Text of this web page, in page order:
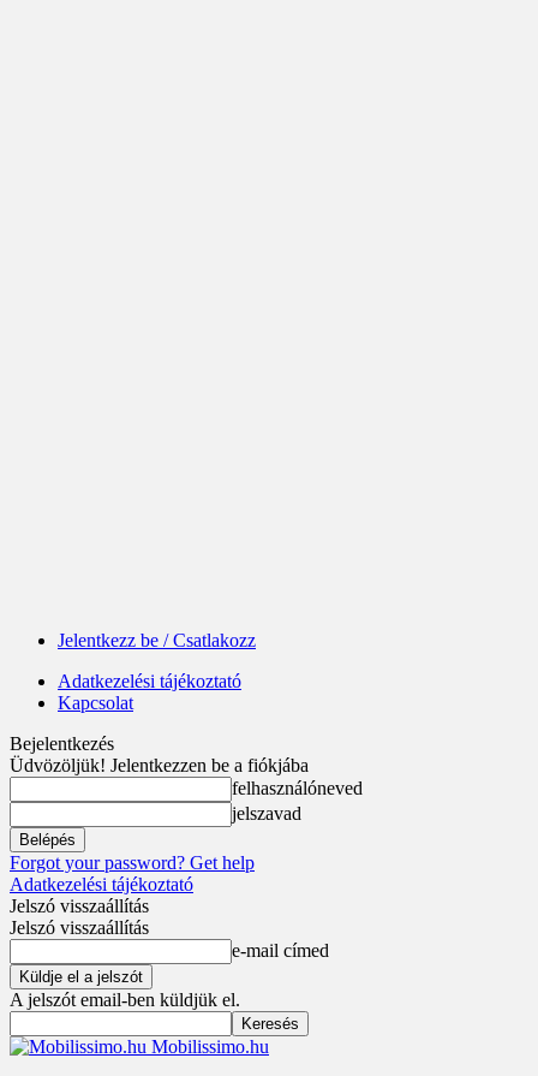
Jelentkezz be / Csatlakozz
Adatkezelési tájékoztató
Kapcsolat
Bejelentkezés
Üdvözöljük! Jelentkezzen be a fiókjába
felhasználóneved
jelszavad
Forgot your password? Get help
Adatkezelési tájékoztató
Jelszó visszaállítás
Jelszó visszaállítás
e-mail címed
A jelszót email-ben küldjük el.
Mobilissimo.hu